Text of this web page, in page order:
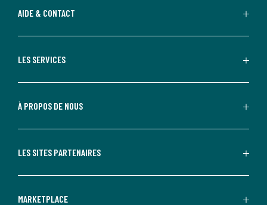
AIDE & CONTACT
LES SERVICES
À PROPOS DE NOUS
LES SITES PARTENAIRES
MARKETPLACE